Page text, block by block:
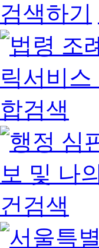
검색하기